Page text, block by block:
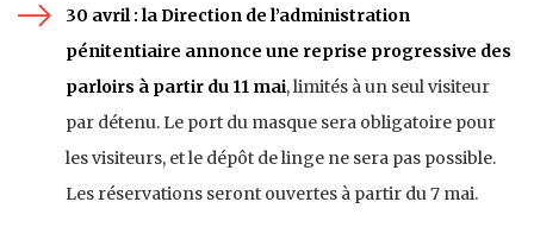
30 avril : la Direction de l’administration
pénitentiaire annonce une reprise progressive des
parloirs à partir du 11 mai, limités à un seul visiteur
par détenu. Le port du masque sera obligatoire pour
les visiteurs, et le dépôt de linge ne sera pas possible.
Les réservations seront ouvertes à partir du 7 mai.